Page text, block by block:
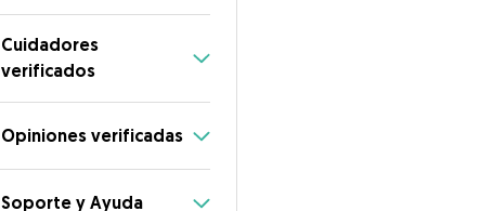
Cuidadores
verificados
Opiniones verificadas
Soporte y Ayuda